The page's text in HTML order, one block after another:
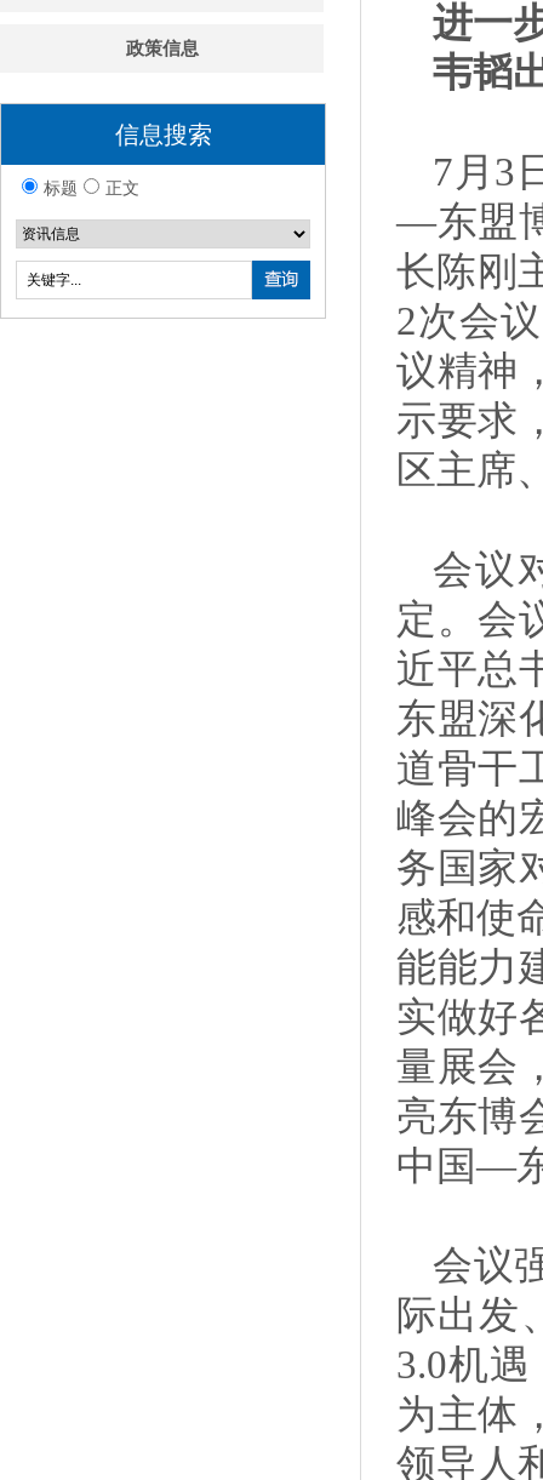
政策信息
信息搜索
标题 正文
进一
韦韬
7月3
—东盟
长陈刚
2次会
议精神
示要求
区主席
会议
定。会
近平总
东盟深
道骨干
峰会的
务国家
感和使
能能力
实做好
量展会
亮东博
中国—
会议
际出发
3.0机
为主体
领导人